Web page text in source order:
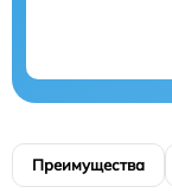
Преимущества